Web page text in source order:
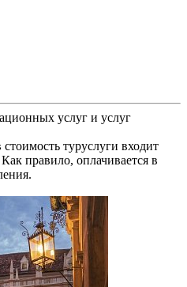
услуг и услуг
туруслуги входит
правило, оплачивается в